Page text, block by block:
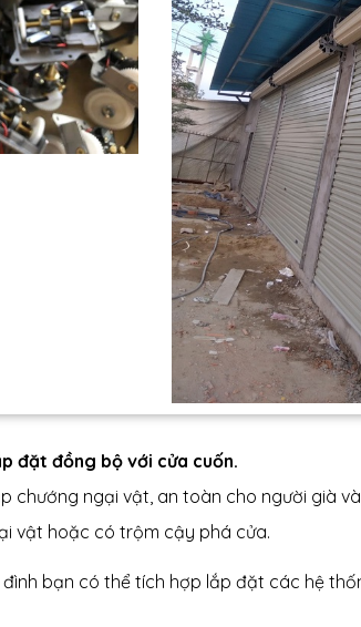
đặt đồng bộ với cửa cuốn.
chướng ngại vật, an toàn cho người già
vật hoặc có trộm cậy phá cửa.
bạn có thể tích hợp lắp đặt các hệ